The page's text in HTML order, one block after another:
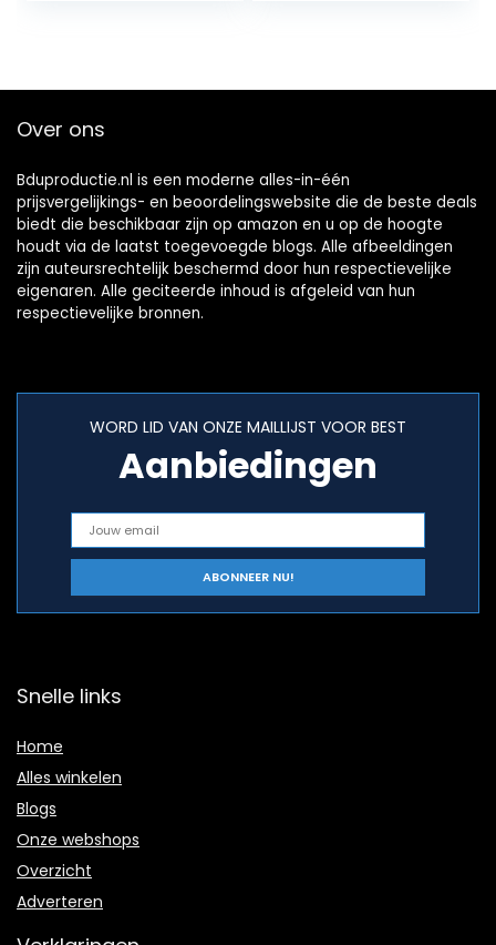
Over ons
Bduproductie.nl is een moderne alles-in-één
prijsvergelijkings- en beoordelingswebsite die de beste deals
biedt die beschikbaar zijn op amazon en u op de hoogte
houdt via de laatst toegevoegde blogs. Alle afbeeldingen
zijn auteursrechtelijk beschermd door hun respectievelijke
eigenaren. Alle geciteerde inhoud is afgeleid van hun
respectievelijke bronnen.
WORD LID VAN ONZE MAILLIJST VOOR BEST
Aanbiedingen
Snelle links
Home
Alles winkelen
Blogs
Onze webshops
Overzicht
Adverteren